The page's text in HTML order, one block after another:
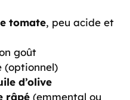
tomate, peu acide et
goût
(optionnel)
d’olive
râpé (emmental ou